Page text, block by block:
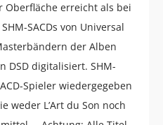
Oberfläche erreicht als bei
SACDs von Universal
der Alben
DSD digitalisiert. SHM-
Spieler wiedergegeben
weder L’Art du Son noch